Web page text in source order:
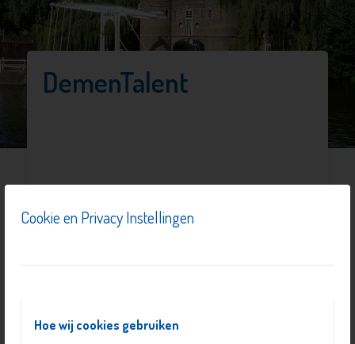
Cookie en Privacy Instellingen
Hoe wij cookies gebruiken
DemenTalent